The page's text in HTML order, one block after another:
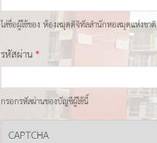
ใส่ชื่อผู้ใช้ของ ห้องสมุดดิจิทัลสำนักหอสมุดแห่งชาติ
รหัสผ่าน*
กรอกรหัสผ่านของบัญชีผู้ใช้นี้
CAPTCHA